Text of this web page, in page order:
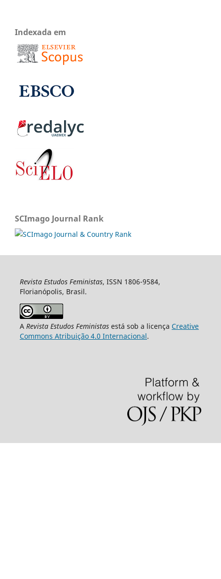
Indexada em
SCImago Journal Rank
Revista Estudos Feministas, ISSN 1806-9584,
Florianópolis, Brasil.
A Revista Estudos Feministasestá sob a licença Creative
Commons Atribuição 4.0 Internacional.